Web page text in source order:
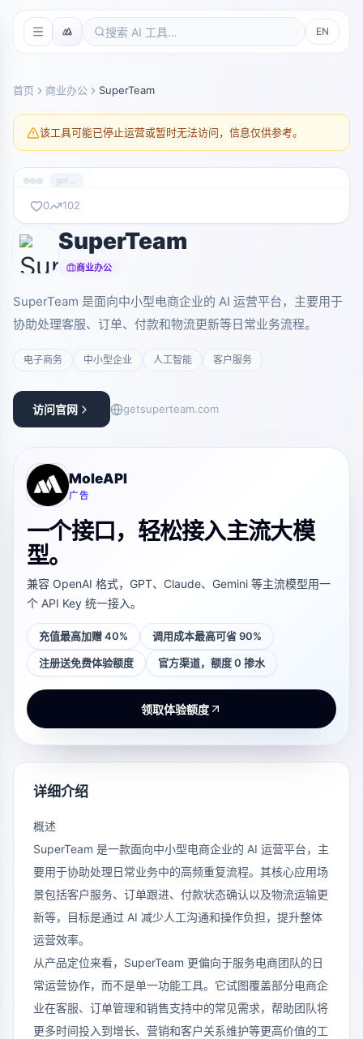
EN
首页 商业办公 SuperTeam
该工具可能已停止运营或暂时无法访问，信息仅供参考。
暂无截图
getsuperteam.com
0 102
SuperTeam
商业办公
SuperTeam 是面向中小型电商企业的 AI 运营平台，主要用于
协助处理客服、订单、付款和物流更新等日常业务流程。
电子商务 中小型企业 人工智能 客户服务
访问官网 getsuperteam.com
MoleAPI
广告
一个接口，轻松接入主流大模
型。
兼容 OpenAI 格式，GPT、Claude、Gemini 等主流模型用一
个 API Key 统一接入。
充值最高加赠 40% 调用成本最高可省 90%
注册送免费体验额度 官方渠道，额度 0 掺水
领取体验额度
详细介绍
概述
SuperTeam 是一款面向中小型电商企业的 AI 运营平台，主
要用于协助处理日常业务中的高频重复流程。其核心应用场
景包括客户服务、订单跟进、付款状态确认以及物流运输更
新等，目标是通过 AI 减少人工沟通和操作负担，提升整体
运营效率。
从产品定位来看，SuperTeam 更偏向于服务电商团队的日
常运营协作，而不是单一功能工具。它试图覆盖部分电商企
业在客服、订单管理和销售支持中的常见需求，帮助团队将
更多时间投入到增长、营销和客户关系维护等更高价值的工